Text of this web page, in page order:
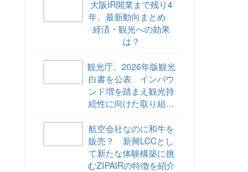
海外DMOのリアル
vol.6】
大阪IR開業まで残り4
年、最新動向まとめ
経済・観光への効果
は？
観光庁、2026年版観光
白書を公表 インバウ
ンド増を踏まえ観光持
続性に向けた取り組み
航空会社なのに和牛を
販売？ 新興LCCとし
て新たな体験構築に挑
むZIPAIRの特徴を紹介